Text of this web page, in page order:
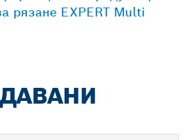
рязане EXPERT Multi